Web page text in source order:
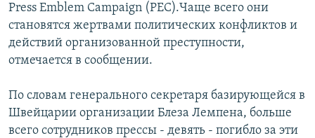
TÜRKMENÇE
Press Emblem Campaign (PEC).Чаще всего они
становятся жертвами политических конфликтов и
действий организованной преступности,
отмечается в сообщении.
По словам генерального секретаря базирующейся в
Швейцарии организации Блеза Лемпена, больше
всего сотрудников прессы - девять - погибло за эти